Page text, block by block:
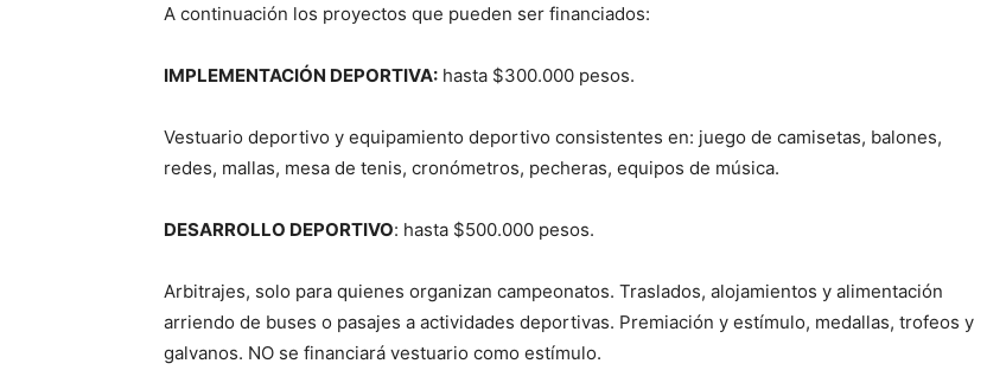
A continuación los proyectos que pueden ser financiados:
IMPLEMENTACIÓN DEPORTIVA: hasta $300.000 pesos.
Vestuario deportivo y equipamiento deportivo consistentes en: juego de camisetas, balones,
redes, mallas, mesa de tenis, cronómetros, pecheras, equipos de música.
DESARROLLO DEPORTIVO: hasta $500.000 pesos.
Arbitrajes, solo para quienes organizan campeonatos. Traslados, alojamientos y alimentación
arriendo de buses o pasajes a actividades deportivas. Premiación y estímulo, medallas, trofeos y
galvanos. NO se financiará vestuario como estímulo.